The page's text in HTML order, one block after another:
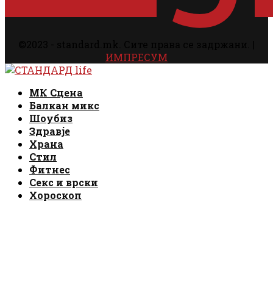
ИМПРЕСУМ
Facebook
Instagram
Email
Rss
МК Сцена
Балкан микс
Шоубиз
Здравје
Храна
Стил
Фитнес
Секс и врски
Хороскоп